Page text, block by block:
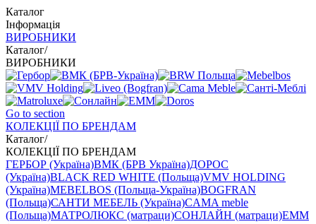
Каталог
Інформація
ВИРОБНИКИ
Каталог/
ВИРОБНИКИ
Go to section
КОЛЕКЦІЇ ПО БРЕНДАМ
Каталог/
КОЛЕКЦІЇ ПО БРЕНДАМ
ГЕРБОР (Україна)ВМК (БРВ Україна)ДОРОС
(Україна)BLACK RED WHITE (Польща)VMV HOLDING
(Україна)MEBELBOS (Польща-Україна)BOGFRAN
(Польща)САНТИ МЕБЕЛЬ (Україна)CAMA meble
(Польща)МАТРОЛЮКС (матраци)СОНЛАЙН (матраци)EMM